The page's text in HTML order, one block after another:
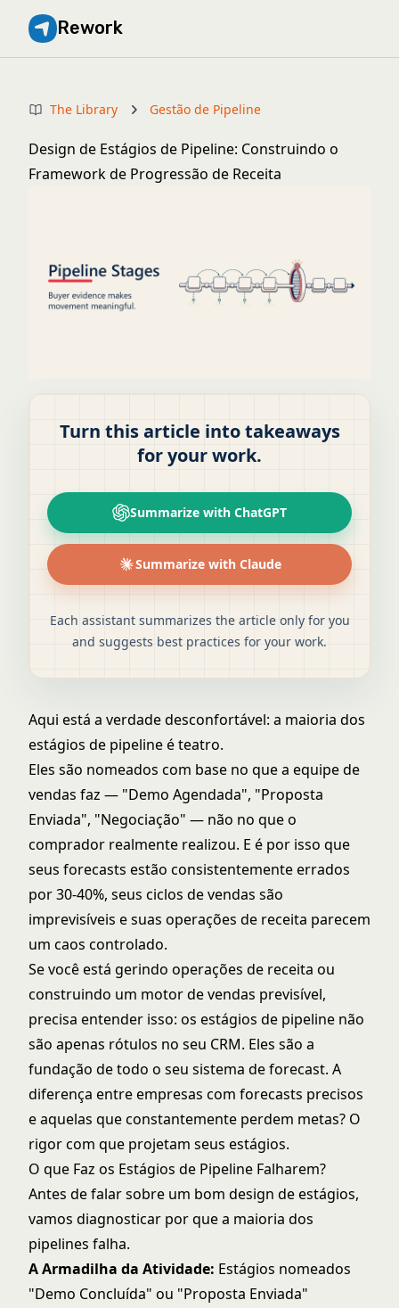
Rework
The Library Gestão de Pipeline
Design de Estágios de Pipeline: Construindo o
Framework de Progressão de Receita
Turn this article into takeaways
for your work.
Summarize with ChatGPT
Summarize with Claude
Each assistant summarizes the article only for you
and suggests best practices for your work.
Aqui está a verdade desconfortável: a maioria dos
estágios de pipeline é teatro.
Eles são nomeados com base no que a equipe de
vendas faz — "Demo Agendada", "Proposta
Enviada", "Negociação" — não no que o
comprador realmente realizou. E é por isso que
seus forecasts estão consistentemente errados
por 30-40%, seus ciclos de vendas são
imprevisíveis e suas operações de receita parecem
um caos controlado.
Se você está gerindo operações de receita ou
construindo um motor de vendas previsível,
precisa entender isso: os estágios de pipeline não
são apenas rótulos no seu CRM. Eles são a
fundação de todo o seu sistema de forecast. A
diferença entre empresas com forecasts precisos
e aquelas que constantemente perdem metas? O
rigor com que projetam seus estágios.
O que Faz os Estágios de Pipeline Falharem?
Antes de falar sobre um bom design de estágios,
vamos diagnosticar por que a maioria dos
pipelines falha.
A Armadilha da Atividade: Estágios nomeados
"Demo Concluída" ou "Proposta Enviada"